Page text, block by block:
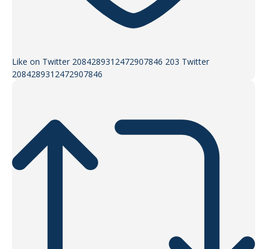
Like on Twitter 2084289312472907846 203 Twitter
2084289312472907846